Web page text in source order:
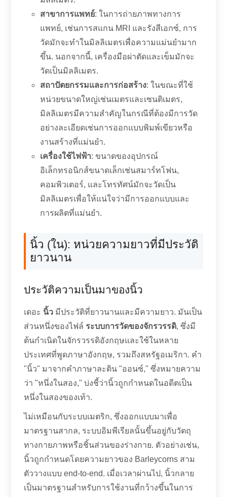
สาขาการแพทย์: ในการถ่ายภาพทางการ
แพทย์, เช่นการสแกน MRI และรังสีเอกซ์, การ
วัดมักจะทำในมิลลิเมตรเพื่อความแม่นยำมาก
ขึ้น. นอกจากนี้, เครื่องมือผ่าตัดและเข็มมักจะ
วัดเป็นมิลลิเมตร.
สถาปัตยกรรมและการก่อสร้าง: ในขณะที่ใช้
หน่วยขนาดใหญ่เช่นเมตรและเซนติเมตร,
มิลลิเมตรมีความสำคัญในกรณีที่ต้องมีการวัด
อย่างละเอียดเช่นการออกแบบพิมพ์เขียวหรือ
งานสร้างที่แม่นยำ.
เครื่องใช้ไฟฟ้า: ขนาดของอุปกรณ์
อิเล็กทรอนิกส์ขนาดเล็กเช่นสมาร์ทโฟน,
คอมพิวเตอร์, และโทรทัศน์มักจะวัดเป็น
มิลลิเมตรเพื่อให้แน่ใจว่ามีการออกแบบและ
การผลิตที่แม่นยำ.
นิ้ว (ใน): หน่วยความยาวที่มีประวัติ
ยาวนาน
ประวัติความเป็นมาของนิ้ว
เดอะ นิ้ว มีประวัติที่ยาวนานและมีความยาว. มันเป็น
ส่วนหนึ่งของไฟล์ ระบบการวัดของจักรวรรดิ, ซึ่งมี
ต้นกำเนิดในจักรวรรดิอังกฤษและใช้ในหลาย
ประเทศที่พูดภาษาอังกฤษ, รวมถึงสหรัฐอเมริกา. คำ
"นิ้ว" มาจากคำภาษาละติน "ออนซ์," ซึ่งหมายความ
ว่า "หนึ่งในสอง," บ่งชี้ว่านิ้วถูกกำหนดในอดีตเป็น
หนึ่งในสองของเท้า.
ไม่เหมือนกับระบบเมตริก, ซึ่งออกแบบมาเพื่อ
มาตรฐานสากล, ระบบอิมพีเรียลนั้นขึ้นอยู่กับวัตถุ
ทางกายภาพหรือชิ้นส่วนของร่างกาย. ตัวอย่างเช่น,
นิ้วถูกกำหนดโดยความยาวของ Barleycorns สาม
ตัววางแบบ end-to-end. เมื่อเวลาผ่านไป, นิ้วกลาย
เป็นมาตรฐานสำหรับการใช้งานที่กว้างขึ้นในการ